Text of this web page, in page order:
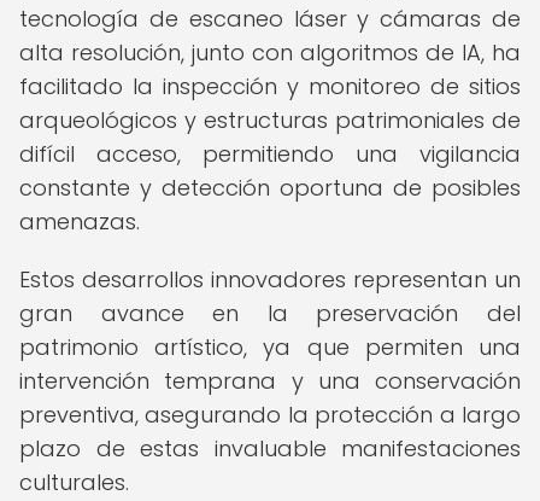
tecnología de escaneo láser y cámaras de
alta resolución, junto con algoritmos de IA, ha
facilitado la inspección y monitoreo de sitios
arqueológicos y estructuras patrimoniales de
difícil acceso, permitiendo una vigilancia
constante y detección oportuna de posibles
amenazas.
Estos desarrollos innovadores representan un
gran avance en la preservación del
patrimonio artístico, ya que permiten una
intervención temprana y una conservación
preventiva, asegurando la protección a largo
plazo de estas invaluable manifestaciones
culturales.